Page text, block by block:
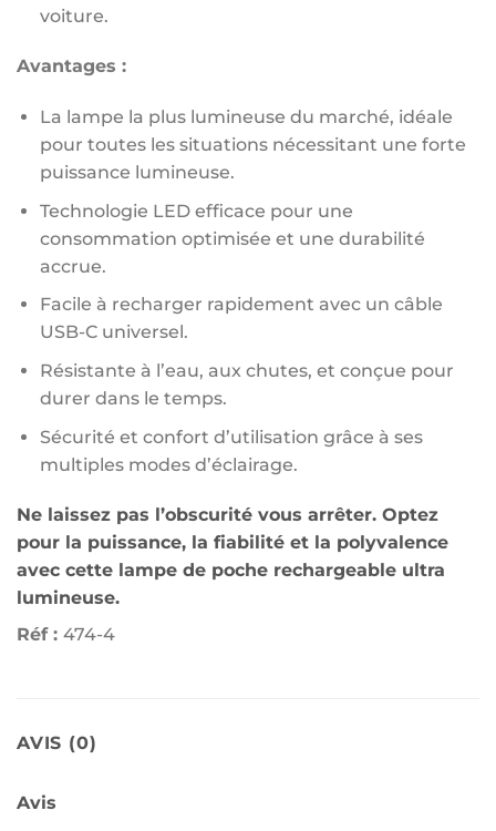
voiture.
Avantages :
La lampe la plus lumineuse du marché, idéale
pour toutes les situations nécessitant une forte
puissance lumineuse.
Technologie LED efficace pour une
consommation optimisée et une durabilité
accrue.
Facile à recharger rapidement avec un câble
USB-C universel.
Résistante à l’eau, aux chutes, et conçue pour
durer dans le temps.
Sécurité et confort d’utilisation grâce à ses
multiples modes d’éclairage.
Ne laissez pas l’obscurité vous arrêter. Optez
pour la puissance, la fiabilité et la polyvalence
avec cette lampe de poche rechargeable ultra
lumineuse.
Réf : 474-4
AVIS (0)
Avis